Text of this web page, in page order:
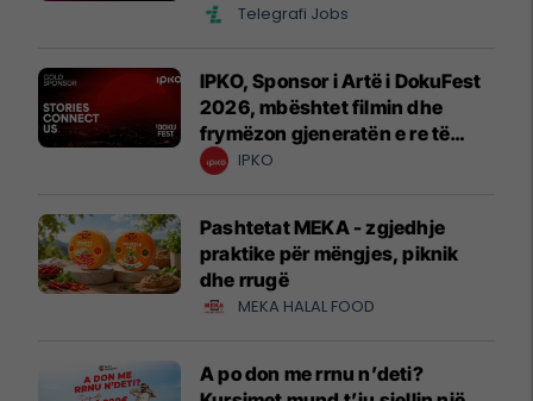
Telegrafi Jobs
IPKO, Sponsor i Artë i DokuFest
2026, mbështet filmin dhe
frymëzon gjeneratën e re të
krijuesve
IPKO
Pashtetat MEKA - zgjedhje
praktike për mëngjes, piknik
dhe rrugë
MEKA HALAL FOOD
A po don me rrnu n’deti?